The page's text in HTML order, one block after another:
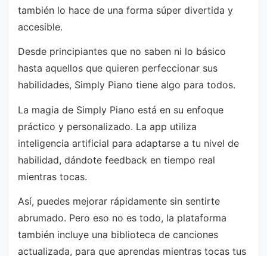
también lo hace de una forma súper divertida y
accesible.
Desde principiantes que no saben ni lo básico
hasta aquellos que quieren perfeccionar sus
habilidades, Simply Piano tiene algo para todos.
La magia de Simply Piano está en su enfoque
práctico y personalizado. La app utiliza
inteligencia artificial para adaptarse a tu nivel de
habilidad, dándote feedback en tiempo real
mientras tocas.
Así, puedes mejorar rápidamente sin sentirte
abrumado. Pero eso no es todo, la plataforma
también incluye una biblioteca de canciones
actualizada, para que aprendas mientras tocas tus